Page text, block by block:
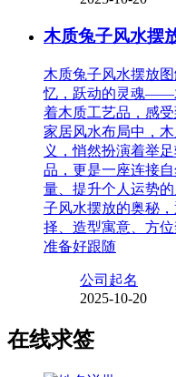
木质兔子风水摆
木质兔子风水摆放
忆，跃动的灵魂——
着木质工艺品，感
家居风水布局中，
义，悄然扮演着举
品，更是一座连接
量、提升个人运势
子风水摆放的奥秘
择、造型寓意、方
准备好跟随
公司起名
2025-10-20
在线求签